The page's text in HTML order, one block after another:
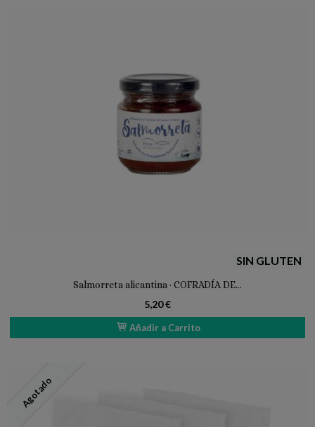
SIN GLUTEN
Salmorreta alicantina · COFRADÍA DE...
5,20 €
Añadir a Carrito
Agotado